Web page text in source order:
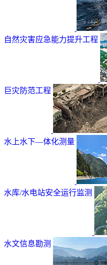
自然灾害应急能力提升工程
巨灾防范工程
水上水下—体化测量
水库/水电站安全运行监测
水文信息勘测